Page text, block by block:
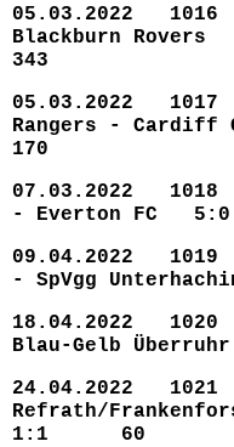
05.03.2022
Blackburn
343
05.03.2022 1017
Rangers -
170
07.03.2022 1018
- Everton
09.04.2022 1019
- SpVgg
18.04.2022
Blau-Gelb
24.04.2022
Refrath/
1:1 60